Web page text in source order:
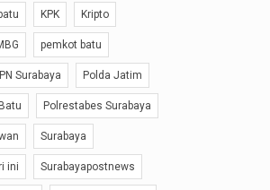
KPK Kripto
pemkot batu
PN Surabaya Polda Jatim
Polrestabes Surabaya
Surabaya
ini Surabayapostnews